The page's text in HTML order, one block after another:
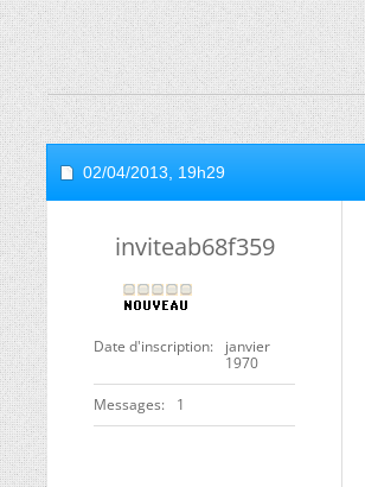
02/04/2013, 19h29
inviteab68f359
Date d'inscription
janvier
1970
Messages 1